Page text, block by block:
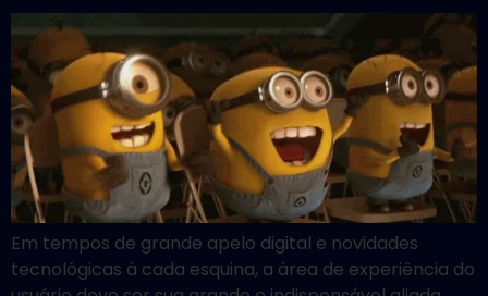
Em tempos de grande apelo digital e novidades
tecnológicas à cada esquina, a área de experiência do